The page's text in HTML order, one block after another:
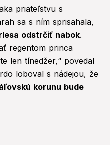
priateľstvu s
sa s ním sprisahala,
odstrčiť nabok.
regentom princa
len tínedžer,“ povedal
loboval s nádejou, že
korunu bude